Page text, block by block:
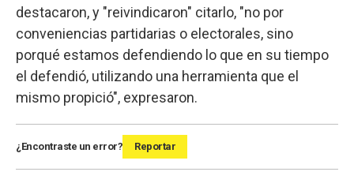
destacaron, y "reivindicaron" citarlo, "no por
conveniencias partidarias o electorales, sino
porqué estamos defendiendo lo que en su tiempo
el defendió, utilizando una herramienta que el
mismo propició", expresaron.
¿Encontraste un error? Reportar